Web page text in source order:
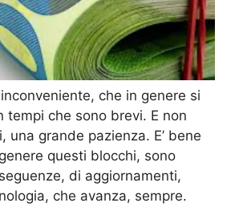
inconveniente, che in genere si
tempi che sono brevi. E non
una grande pazienza. E’ bene
questi blocchi, sono
di aggiornamenti,
che avanza, sempre.